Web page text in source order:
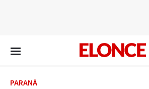
PARANÁ